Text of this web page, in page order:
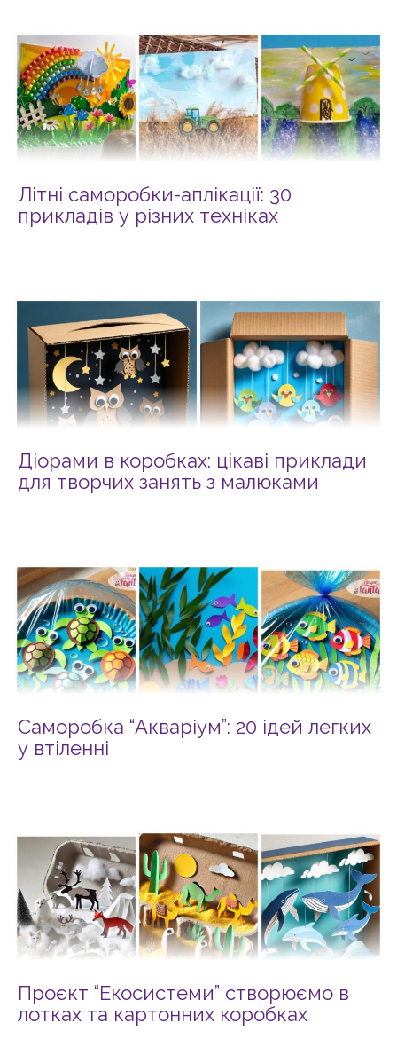
Літні саморобки-аплікації: 30
прикладів у різних техніках
Діорами в коробках: цікаві приклади
для творчих занять з малюками
Саморобка “Акваріум”: 20 ідей легких
у втіленні
Проєкт “Екосистеми” створюємо в
лотках та картонних коробках